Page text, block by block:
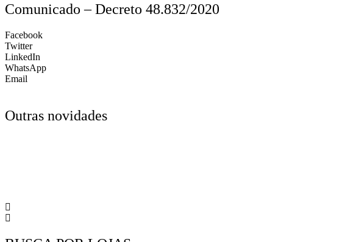
Comunicado – Decreto 48.832/2020
Facebook
Twitter
LinkedIn
WhatsApp
Email
Outras novidades